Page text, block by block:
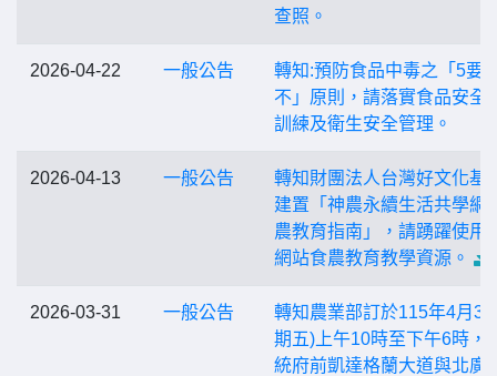
查照。
2026-04-22 一般公告
轉知:預防食品中毒之「5要2
不」原則，請落實食品安全
訓練及衛生安全管理。
2026-04-13 一般公告
轉知財團法人台灣好文化基
建置「神農永續生活共學網
農教育指南」，請踴躍使用
網站食農教育教學資源。
2026-03-31 一般公告
轉知農業部訂於115年4月3
期五)上午10時至下午6時，
統府前凱達格蘭大道與北廣